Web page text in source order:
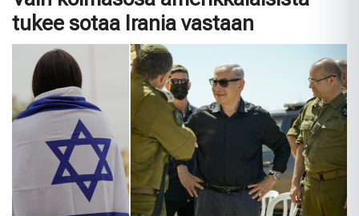
tukee sotaa Irania vastaan